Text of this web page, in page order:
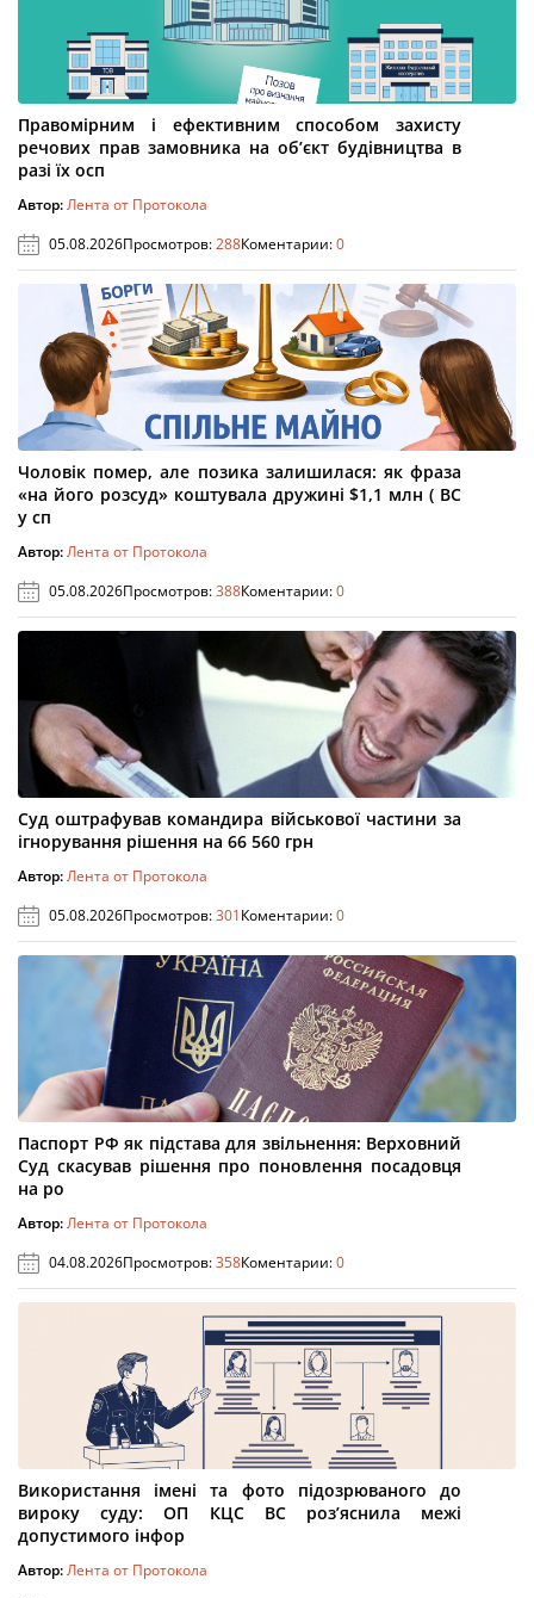
Правомірним і ефективним способом захисту
речових прав замовника на об’єкт будівництва в
разі їх осп
Автор:Лента от Протокола
05.08.2026Просмотров:288Коментарии:0
Чоловік помер, але позика залишилася: як фраза
«на його розсуд» коштувала дружині $1,1 млн ( ВС
у сп
Автор:Лента от Протокола
05.08.2026Просмотров:388Коментарии:0
Суд оштрафував командира військової частини за
ігнорування рішення на 66 560 грн
Автор:Лента от Протокола
05.08.2026Просмотров:301Коментарии:0
Паспорт РФ як підстава для звільнення: Верховний
Суд скасував рішення про поновлення посадовця
на ро
Автор:Лента от Протокола
04.08.2026Просмотров:358Коментарии:0
Використання імені та фото підозрюваного до
вироку суду: ОП КЦС ВС роз’яснила межі
допустимого інфор
Автор:Лента от Протокола